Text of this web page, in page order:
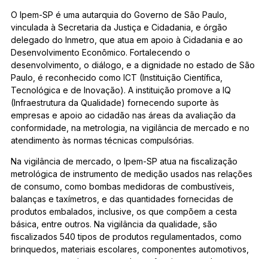
O Ipem-SP é uma autarquia do Governo de São Paulo,
vinculada à Secretaria da Justiça e Cidadania, e órgão
delegado do Inmetro, que atua em apoio à Cidadania e ao
Desenvolvimento Econômico. Fortalecendo o
desenvolvimento, o diálogo, e a dignidade no estado de São
Paulo, é reconhecido como ICT (Instituição Científica,
Tecnológica e de Inovação). A instituição promove a IQ
(Infraestrutura da Qualidade) fornecendo suporte às
empresas e apoio ao cidadão nas áreas da avaliação da
conformidade, na metrologia, na vigilância de mercado e no
atendimento às normas técnicas compulsórias.
Na vigilância de mercado, o Ipem-SP atua na fiscalização
metrológica de instrumento de medição usados nas relações
de consumo, como bombas medidoras de combustíveis,
balanças e taxímetros, e das quantidades fornecidas de
produtos embalados, inclusive, os que compõem a cesta
básica, entre outros. Na vigilância da qualidade, são
fiscalizados 540 tipos de produtos regulamentados, como
brinquedos, materiais escolares, componentes automotivos,